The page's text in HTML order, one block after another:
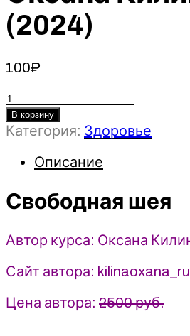
(2024)
100₽
Количество
товара
Свободная
Килина
(2024)
В корзину
Категория: Здоровье
Описание
Свободная шея
Автор курса: Оксана
Сайт автора:
Цена автора: 2500 руб.